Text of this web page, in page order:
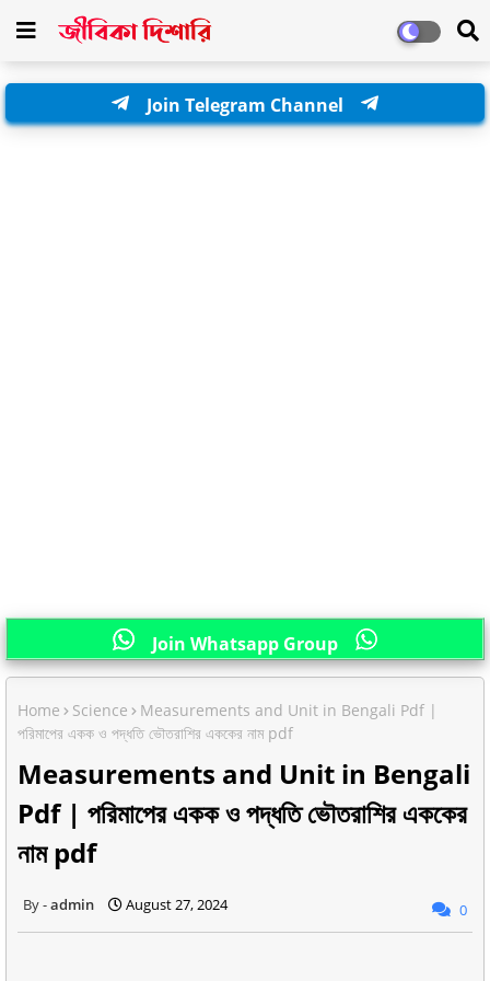
Join Telegram Channel
Join Whatsapp Group
Home Science
Measurements and Unit in Bengali Pdf |
পরিমাপের একক ও পদ্ধতি ভৌতরাশির এককের নাম pdf
Measurements and Unit in Bengali
Pdf | পরিমাপের একক ও পদ্ধতি ভৌতরাশির এককের
নাম pdf
admin August 27, 2024 0